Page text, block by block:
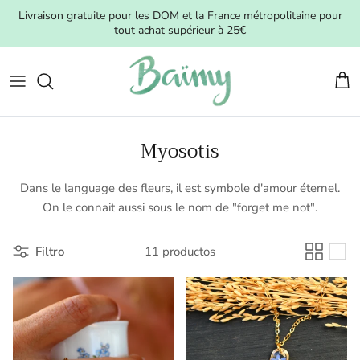
Ir al contenido
Livraison gratuite pour les DOM et la France métropolitaine pour
tout achat supérieur à 25€
Myosotis
Dans le language des fleurs, il est symbole d'amour éternel.
On le connait aussi sous le nom de "forget me not".
Filtro 11 productos